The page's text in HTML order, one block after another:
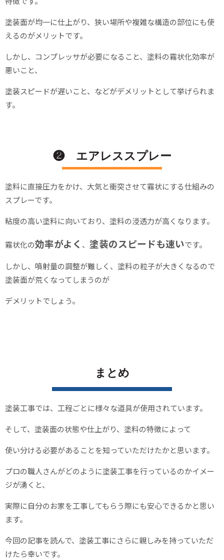
塗装面が均一に仕上がり、狭い場所や複雑な構造の部位にも使
えるのがメリットです。
しかし、コンプレッサが必要になること、塗料の霧状化効率が
悪いこと、
塗装スピードが遅いこと、などがデメリットとして挙げられま
す。
❷ エアレススプレー
塗料に直接圧力をかけ、大気と衝突させて霧状にする仕組みの
スプレーです。
粘度の高い塗料に向いており、塗料の浸透力が高くなります。
霧状化の効率がよく 、 塗装のスピードも速いです。
しかし、噴射量の調整が難しく、塗料の粒子が大きくなるので
塗装面が荒くなってしまうのが
デメリットでしょう。
まとめ
塗装工事では、工程ごとに様々な道具が使用されています。
そして、塗装面の状態や仕上がり、塗料の特徴によって
使い分ける必要があることを知っていただけたかと思います。
プロの職人さんがどのように塗装工事を行っているのかイメー
ジが湧くと、
実際に自分のお家を工事してもらう際にも安心できるかと思い
ます。
今回の記事を読んで、塗装工事にさらに親しみを持っていただ
けたら幸いです。